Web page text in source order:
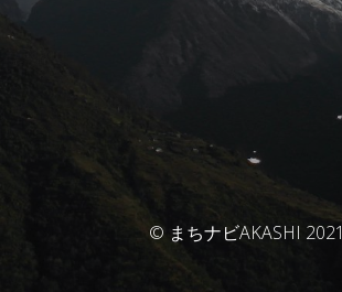
© まちナビAKASHI 2021